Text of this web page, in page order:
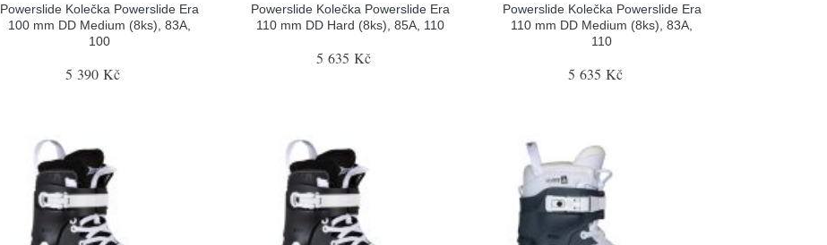
Powerslide Kolečka Powerslide Era
100 mm DD Medium (8ks), 83A,
100
5 390 Kč
Powerslide Kolečka Powerslide Era
110 mm DD Hard (8ks), 85A, 110
5 635 Kč
Powerslide Kolečka Powerslide Era
110 mm DD Medium (8ks), 83A,
110
5 635 Kč